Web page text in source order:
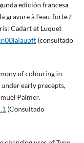
edición francesa
gravure à l’eau-forte /
Cadart et Luquet
(consultado
of colouring in
early precepts,
Palmer.
(Consultado